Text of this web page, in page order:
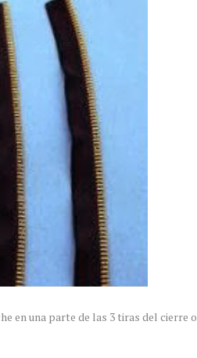
en una parte de las 3 tiras del cierre o